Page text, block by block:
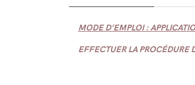
MODE D’EMPLOI :
EFFECTUER LA PROCÉDURE